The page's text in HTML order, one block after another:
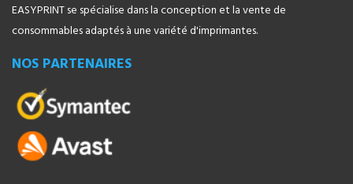
EASYPRINT se spécialise dans la conception et la vente de
consommables adaptés à une variété d'imprimantes.
NOS PARTENAIRES